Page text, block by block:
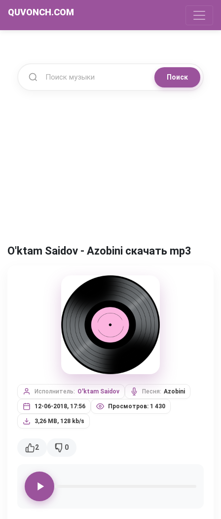
QUVONCH.COM
Поиск
O'ktam Saidov - Azobini скачать mp3
Исполнитель: O'ktam Saidov Песня: Azobini
12-06-2018, 17:56 Просмотров: 1 430
3,26 MB, 128 kb/s
2 0